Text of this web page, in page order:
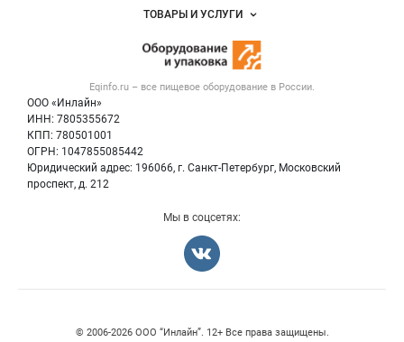
Eqinfo.ru – все пищевое оборудование в России.
ООО «Инлайн»
ИНН: 7805355672
КПП: 780501001
ОГРН: 1047855085442
Юридический адрес: 196066, г. Санкт-Петербург, Московский
проспект, д. 212
Размещение рекламы
Публичная оферта
Контактная информация
Политика обработки персональных данных
Объявления
Вакансии
ТОВАРЫ И УСЛУГИ
Оборудование для пищепрома
Тара и упаковка
Б/у оборудование
Мы в соцсетях:
© 2006‑2026 ООО “Инлайн”. 12+ Все права защищены.